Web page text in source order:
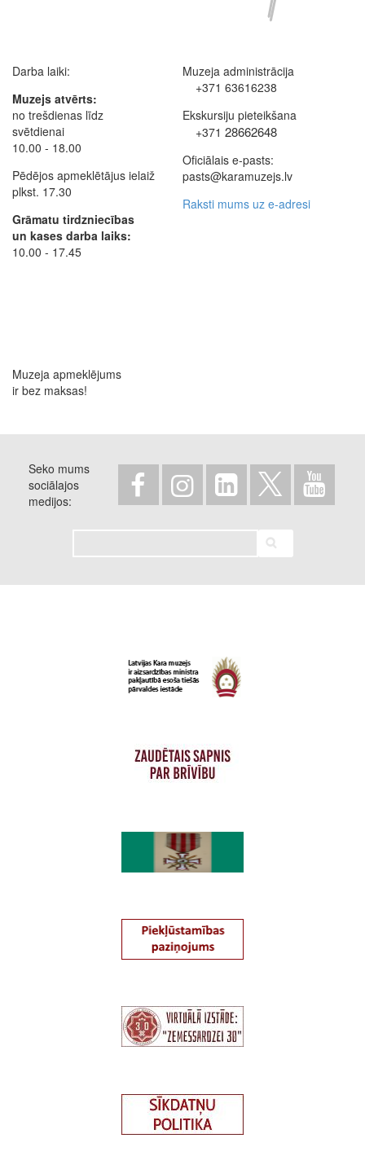
Darba laiki:
Muzejs atvērts:
no trešdienas līdz
svētdienai
10.00 - 18.00
Pēdējos apmeklētājus ielaiž
plkst. 17.30
Grāmatu tirdzniecības
un kases darba laiks:
10.00 - 17.45
Muzeja administrācija
+371 63616238
Ekskursiju pieteikšana
+371 28662648
Oficiālais e-pasts:
pasts@karamuzejs.lv
Raksti mums uz e-adresi
Muzeja apmeklējums
ir bez maksas!
Seko mums
sociālajos
medijos